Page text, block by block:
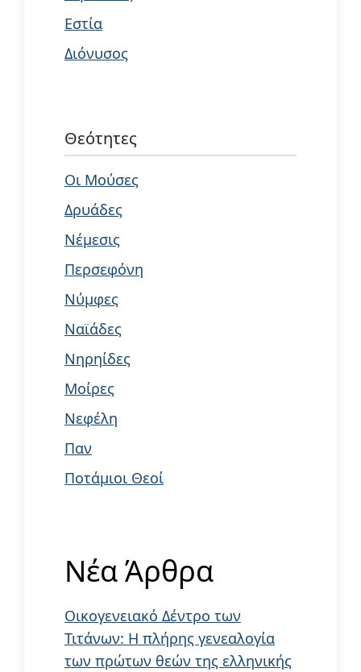
Εστία
Διόνυσος
Θεότητες
Οι Μούσες
Δρυάδες
Νέμεσις
Περσεφόνη
Νύμφες
Ναϊάδες
Νηρηίδες
Μοίρες
Νεφέλη
Παν
Ποτάμιοι Θεοί
Νέα Άρθρα
Οικογενειακό Δέντρο των
Τιτάνων: Η πλήρης γενεαλογία
των πρώτων θεών της ελληνικής